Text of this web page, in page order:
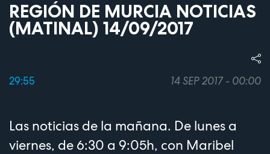
REGIÓN DE MURCIA NOTICIAS
(MATINAL) 14/09/2017
29:55 14 SEP 2017 - 00:00
Las noticias de la mañana. De lunes a
viernes, de 6:30 a 9:05h, con Maribel